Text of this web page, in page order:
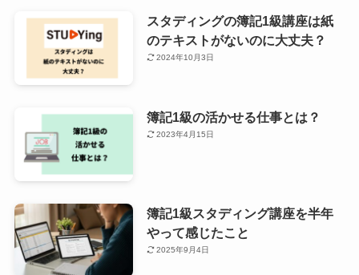
スタディングの簿記1級講座は紙
のテキストがないのに大丈夫？
2024年10月3日
簿記1級の活かせる仕事とは？
2023年4月15日
簿記1級スタディング講座を半年
やって感じたこと
2025年9月4日